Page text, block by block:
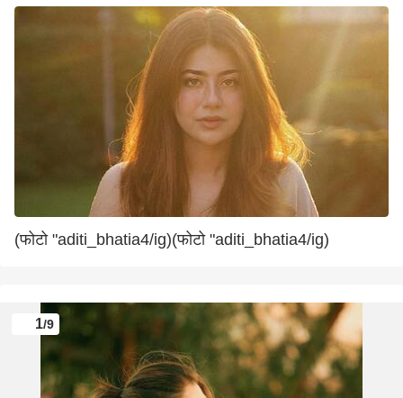
(फोटो "aditi_bhatia4/ig)(फोटो "aditi_bhatia4/ig)
1/9